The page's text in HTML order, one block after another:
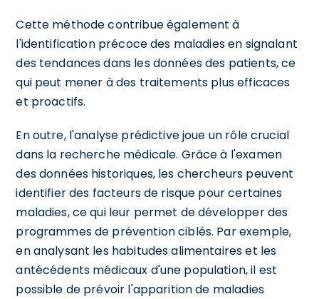
Cette méthode contribue également à
l'identification précoce des maladies en signalant
des tendances dans les données des patients, ce
qui peut mener à des traitements plus efficaces
et proactifs.
En outre, l'analyse prédictive joue un rôle crucial
dans la recherche médicale. Grâce à l'examen
des données historiques, les chercheurs peuvent
identifier des facteurs de risque pour certaines
maladies, ce qui leur permet de développer des
programmes de prévention ciblés. Par exemple,
en analysant les habitudes alimentaires et les
antécédents médicaux d'une population, il est
possible de prévoir l'apparition de maladies